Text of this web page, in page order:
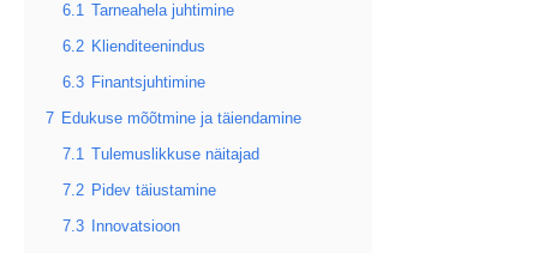
6.1 Tarneahela juhtimine
6.2 Klienditeenindus
6.3 Finantsjuhtimine
7 Edukuse mõõtmine ja täiendamine
7.1 Tulemuslikkuse näitajad
7.2 Pidev täiustamine
7.3 Innovatsioon